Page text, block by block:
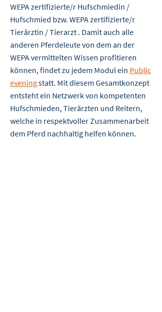
WEPA zertifizierte/r Hufschmiedin /
Hufschmied bzw. WEPA zertifizierte/r
Tierärztin / Tierarzt . Damit auch alle
anderen Pferdeleute von dem an der
WEPA vermittelten Wissen profitieren
können, findet zu jedem Modul ein Public
eveningstatt. Mit diesem Gesamtkonzept
entsteht ein Netzwerk von kompetenten
Hufschmieden, Tierärzten und Reitern,
welche in respektvoller Zusammenarbeit
dem Pferd nachhaltig helfen können.